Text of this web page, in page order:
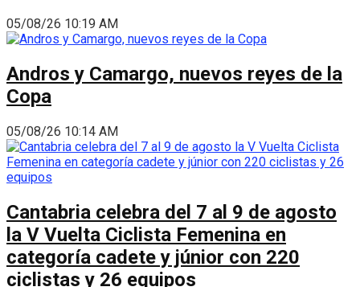
05/08/26 10:19 AM
Andros y Camargo, nuevos reyes de la
Copa
05/08/26 10:14 AM
Cantabria celebra del 7 al 9 de agosto
la V Vuelta Ciclista Femenina en
categoría cadete y júnior con 220
ciclistas y 26 equipos